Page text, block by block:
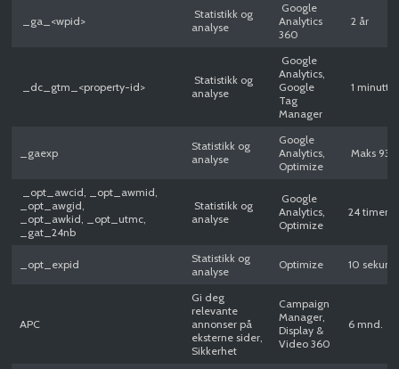
_ga_<wpid>
Statistikk og
analyse
Google
Analytics
360
2 år
_dc_gtm_<property-id>
Statistikk og
analyse
Google
Analytics,
Google
Tag
Manager
1 minutt
_gaexp
Statistikk og
analyse
Google
Analytics,
Optimize
Maks 93
_opt_awcid, _opt_awmid,
_opt_awgid,
_opt_awkid, _opt_utmc,
_gat_24nb
Statistikk og
analyse
Google
Analytics,
Optimize
24 timer
_opt_expid
Statistikk og
analyse
Optimize 10
APC
Gi deg
relevante
annonser på
eksterne sider,
Sikkerhet
Campaign
Manager,
Display &
Video 360
6 mnd.